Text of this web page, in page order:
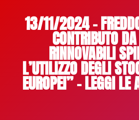
13/11/2024 –
CONTRIBUTO
RINNOVABILI
L’UTILIZZO DEGLI
EUROPEI” – LEGGI LE